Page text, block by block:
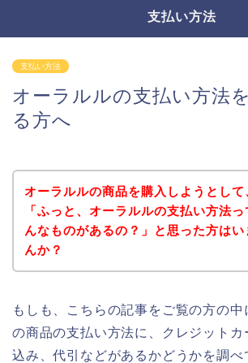
支払い方法
支払い方法
オーラルルの支払い方法
る方へ
オーラルルの商品を購入しようとして
「ふっと、オーラルルの支払い方法っ
んなものがあるの？」と思った方はい
んか？
もしも、こちらの記事をご覧の方の中
の商品の支払い方法に、クレジットカ
込み、代引などがあるかどうかを調べ